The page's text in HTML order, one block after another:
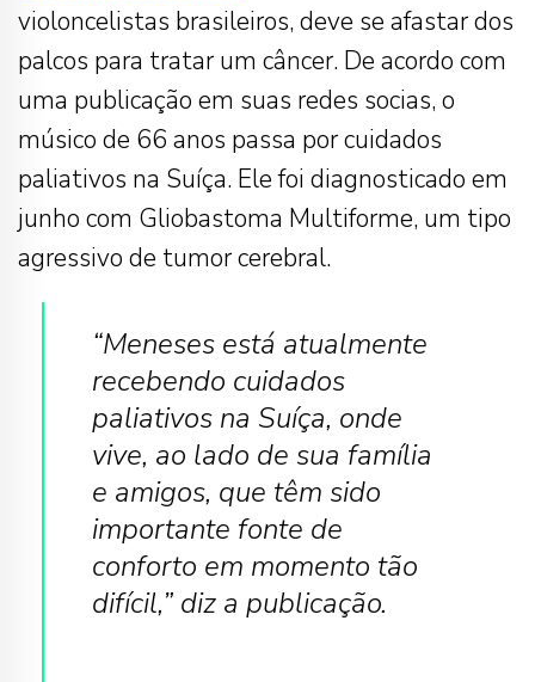
violoncelistas brasileiros, deve se afastar dos
palcos para tratar um câncer. De acordo com
uma publicação em suas redes socias, o
músico de 66 anos passa por cuidados
paliativos na Suíça. Ele foi diagnosticado em
junho com Gliobastoma Multiforme, um tipo
agressivo de tumor cerebral.
“Meneses está atualmente
recebendo cuidados
paliativos na Suíça, onde
vive, ao lado de sua família
e amigos, que têm sido
importante fonte de
conforto em momento tão
difícil,” diz a publicação.